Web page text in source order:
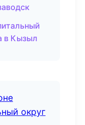
в Кызыл
округ